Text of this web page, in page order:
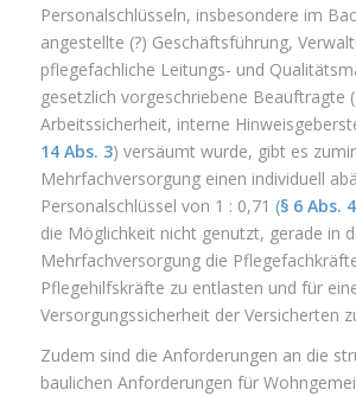
Personalschlüsseln, insbesondere im
angestellte (?) Geschäftsführung,
pflegefachliche Leitungs- und
gesetzlich vorgeschriebene Beauftragte
Arbeitssicherheit, interne
14 Abs. 3) versäumt wurde, gibt es
Mehrfachversorgung einen individuell
Personalschlüssel von 1 : 0,71 (§ 6 Abs. 4
die Möglichkeit nicht genutzt, gerade in
Mehrfachversorgung die
Pflegehilfskräfte zu entlasten und für
Versorgungssicherheit der Versicherten
Zudem sind die Anforderungen an die
baulichen Anforderungen für